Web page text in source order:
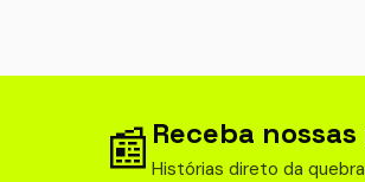
📰 Receba
Histórias direto da